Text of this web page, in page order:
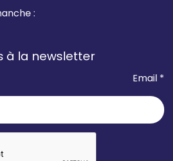
:
à la newsletter
Email *